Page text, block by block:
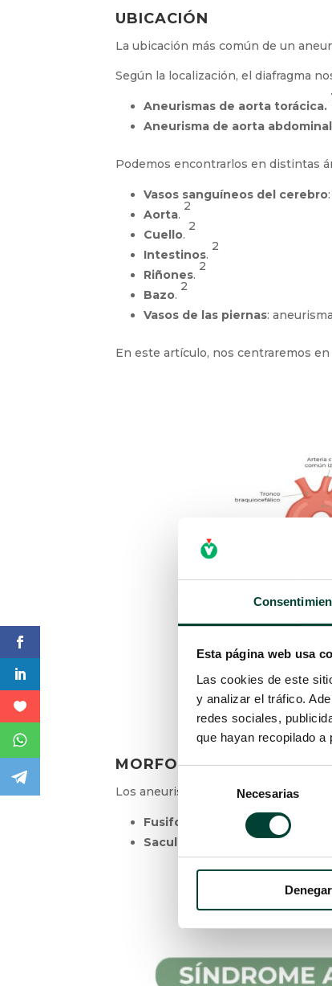
Esta página web usa
Las cookies de este
y analizar el tráfico.
redes sociales,
que hayan recopilado
de
consentimiento
Necesarias
Denegar
UBICACIÓN
La ubicación más común de un
Según la localización, el diafragma
Aneurismas de aorta torácica.
Aneurisma de aorta
Podemos encontrarlos en distintas
Vasos sanguíneos del cerebro
Aorta.
2
Cuello.
2
Intestinos.
2
Riñones.
2
Bazo.
2
Vasos de las piernas:
En este artículo, nos centraremos en
MORFOLOGÍA
Los aneurismas pueden presentar
Fusiforme: por norma general,
Sacular: sobresale o se hincha